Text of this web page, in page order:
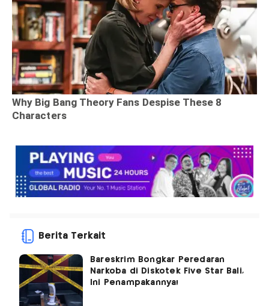
Berita Terkait
Bareskrim Bongkar Peredaran
Narkoba di Diskotek Five Star Bali,
Ini Penampakannya!